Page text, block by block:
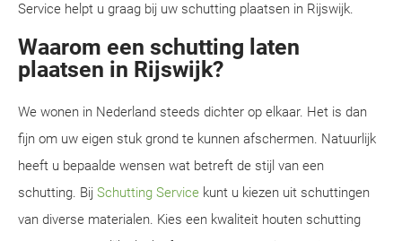
Service helpt u graag bij uw schutting plaatsen in Rijswijk.
Waarom een schutting laten
plaatsen in Rijswijk?
We wonen in Nederland steeds dichter op elkaar. Het is dan
fijn om uw eigen stuk grond te kunnen afschermen. Natuurlijk
heeft u bepaalde wensen wat betreft de stijl van een
schutting. Bij Schutting Service kunt u kiezen uit schuttingen
van diverse materialen. Kies een kwaliteit houten schutting